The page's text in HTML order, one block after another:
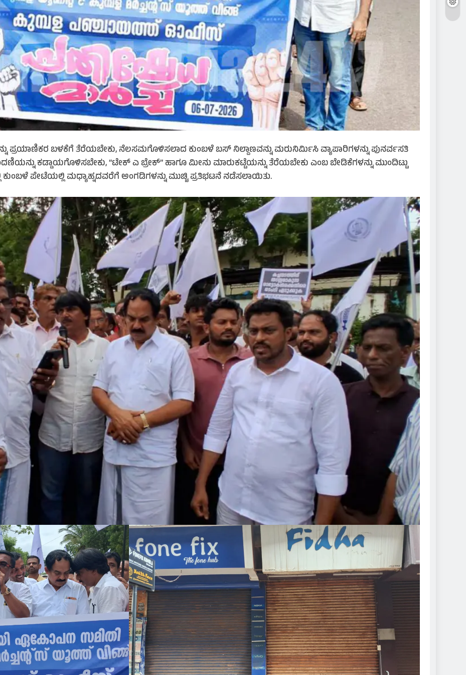
ಬಳಕೆಗೆ ತೆರೆಯಬೇಕು, ನೆಲಸಮಗೊಳಿಸಲಾದ ಕುಂಬಳೆ ಬಸ್ ನಿಲ್ದಾಣವನ್ನು ಮರುನಿರ್ಮಿಸಿ ವ್ಯಾಪಾರಿಗಳನ್ನು ಪುನರ್ವಸತಿ
ಕಡ್ಡಾಯಗೊಳಿಸಬೇಕು, “ಟೇಕ್ ಎ ಬ್ರೇಕ್” ಹಾಗೂ ಮೀನು ಮಾರುಕಟ್ಟೆಯನ್ನು ತೆರೆಯಬೇಕು ಎಂಬ ಬೇಡಿಕೆಗಳನ್ನು ಮುಂದಿಟ್ಟು
ಪೇಟೆಯಲ್ಲಿ ಮಧ್ಯಾಹ್ನದವರೆಗೆ ಅಂಗಡಿಗಳನ್ನು ಮುಚ್ಚಿ ಪ್ರತಿಭಟನೆ ನಡೆಸಲಾಯಿತು.